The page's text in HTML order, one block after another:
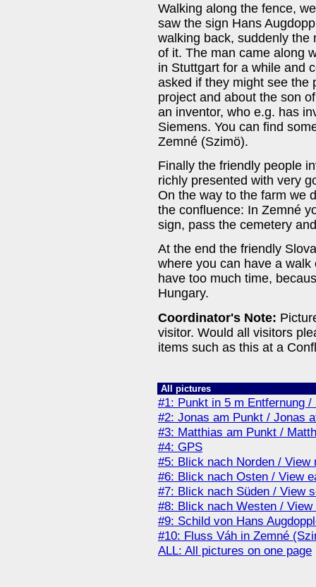
Walking along the fence,
saw the sign Hans
walking back, suddenly the
of it. The man came along
in Stuttgart for a while and
asked if they might see the
project and about the son
an inventor, who e.g. has
Siemens. You can find
Zemné (Szimö).
Finally the friendly people
richly presented with very
On the way to the farm we
the confluence: In Zemné
sign, pass the cemetery
At the end the friendly
where you can have a
have too much time,
Hungary.
Coordinator's Note:
visitor. Would all visitors
items such as this at a
All pictures
#1: Punkt in 5 m Entfernung /
#2: Jonas am Punkt / Jonas
#3: Matthias am Punkt /
#4: GPS
#5: Blick nach Norden / View
#6: Blick nach Osten / View
#7: Blick nach Süden / View
#8: Blick nach Westen / View
#9: Schild von Hans
#10: Fluss Váh in Zemné
ALL: All pictures on one page